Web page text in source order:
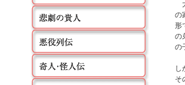
の
形
の
の
し
そ